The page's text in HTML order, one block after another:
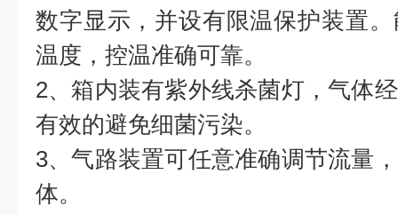
数字显示，并设有限温保护装置
温度，控温准确可靠。
2、箱内装有紫外线杀菌灯，气体
有效的避免细菌污染。
3、气路装置可任意准确调节流量
体。